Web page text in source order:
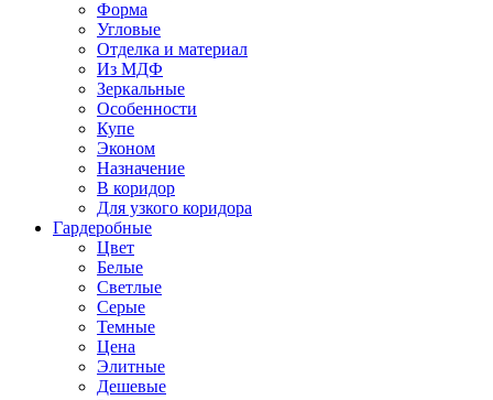
Форма
Угловые
Отделка и материал
Из МДФ
Зеркальные
Особенности
Купе
Эконом
Назначение
В коридор
Для узкого коридора
Гардеробные
Цвет
Белые
Светлые
Серые
Темные
Цена
Элитные
Дешевые